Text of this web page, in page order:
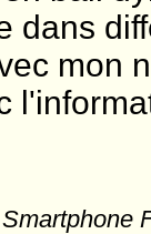
dans
mon